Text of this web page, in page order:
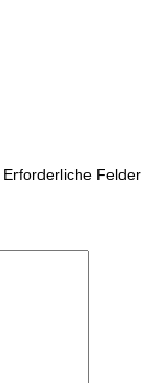
Erforderliche Felder